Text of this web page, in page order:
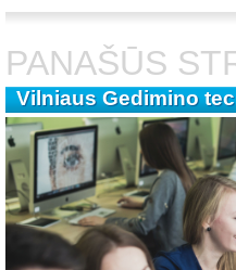
PANAŠŪS
Vilniaus Gedimino